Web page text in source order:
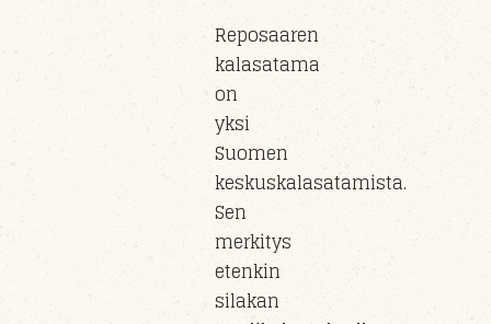
Reposaaren
kalasatama
on
yksi
Suomen
keskuskalasatamista.
Sen
merkitys
etenkin
silakan